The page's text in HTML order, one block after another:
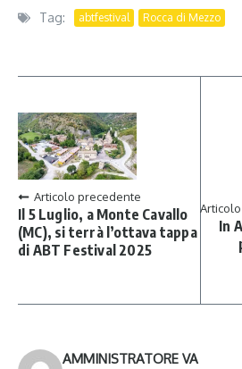
Tag: abtfestival Rocca di Mezzo
Articolo precedente
Il 5 Luglio, a Monte Cavallo
(MC), si terrà l’ottava tappa
di ABT Festival 2025
In
AMMINISTRATORE VA